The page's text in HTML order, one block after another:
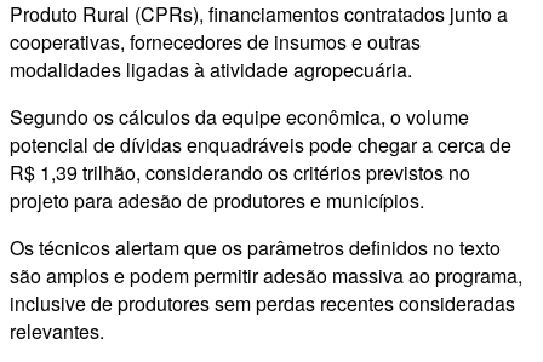
Produto Rural (CPRs), financiamentos contratados junto a
cooperativas, fornecedores de insumos e outras
modalidades ligadas à atividade agropecuária.
Segundo os cálculos da equipe econômica, o volume
potencial de dívidas enquadráveis pode chegar a cerca de
R$ 1,39 trilhão, considerando os critérios previstos no
projeto para adesão de produtores e municípios.
Os técnicos alertam que os parâmetros definidos no texto
são amplos e podem permitir adesão massiva ao programa,
inclusive de produtores sem perdas recentes consideradas
relevantes.